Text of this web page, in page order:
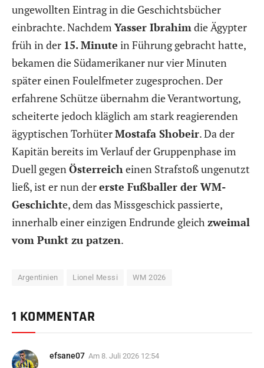
ungewollten Eintrag in die Geschichtsbücher
einbrachte. Nachdem Yasser Ibrahimdie Ägypter
früh in der 15. Minute in Führung gebracht hatte,
bekamen die Südamerikaner nur vier Minuten
später einen Foulelfmeter zugesprochen. Der
erfahrene Schütze übernahm die Verantwortung,
scheiterte jedoch kläglich am stark reagierenden
ägyptischen TorhüterMostafa Shobeir. Da der
Kapitän bereits im Verlauf der Gruppenphase im
Duell gegenÖsterreicheinen Strafstoß ungenutzt
ließ, ist er nun dererste Fußballer der WM-
Geschichte, dem das Missgeschick passierte,
innerhalb einer einzigen Endrunde gleichzweimal
vom Punkt zu patzen.
Argentinien Lionel Messi WM 2026
1 KOMMENTAR
efsane07 Am 8. Juli 2026 12:54